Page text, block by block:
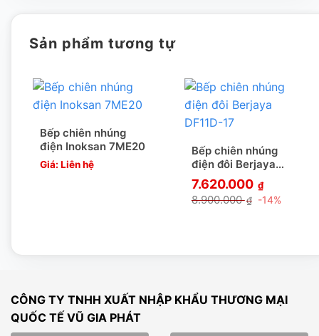
Sản phẩm tương tự
Bếp chiên nhúng
điện Inoksan 7ME20
Giá: Liên hệ
Bếp chiên nhúng
điện đôi Berjaya
DF11D-17
7.620.000 ₫
8.900.000₫ -14%
CÔNG TY TNHH XUẤT NHẬP KHẨU THƯƠNG MẠI
QUỐC TẾ VŨ GIA PHÁT